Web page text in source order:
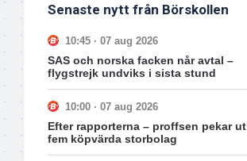
Senaste nytt från Börskollen
10:45 · 07 aug 2026
SAS och norska facken når avtal –
flygstrejk undviks i sista stund
10:00 · 07 aug 2026
Efter rapporterna – proffsen pekar ut
fem köpvärda storbolag